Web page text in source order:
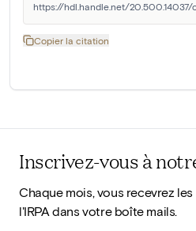
https://hdl.handle.net/20.500.14037/
Copier la citation
Inscrivez-vous à
Chaque mois, vous recevrez
l'IRPA dans votre boîte mails.